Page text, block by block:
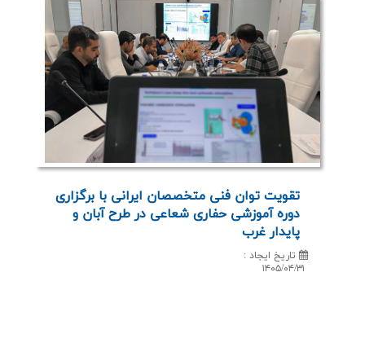
تقویت توان فنی متخصصان ایرانی با برگزاری
دوره آموزشی حفاری شعاعی در طرح آبان و
پایدار غرب
تاریخ ایجاد :
۱۴۰۵/۰۴/۳۱